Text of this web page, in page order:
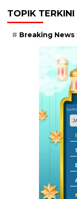
TOPIK TERKINI
Breaking News